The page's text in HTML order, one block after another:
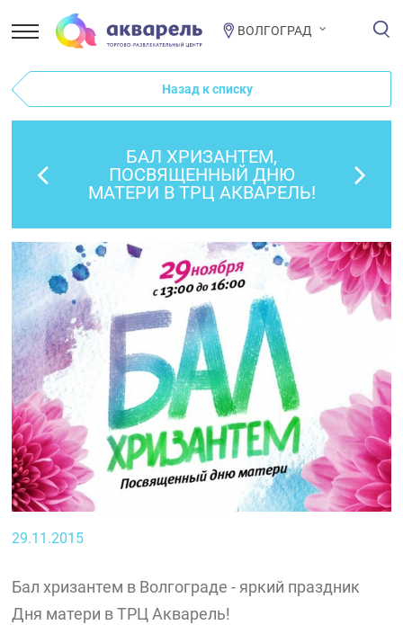
ВОЛГОГРАД
Назад к списку
БАЛ ХРИЗАНТЕМ,
ПОСВЯЩЕННЫЙ ДНЮ
МАТЕРИ В ТРЦ АКВАРЕЛЬ!
29.11.2015
Бал хризантем в Волгограде - яркий праздник
Дня матери в ТРЦ Акварель!